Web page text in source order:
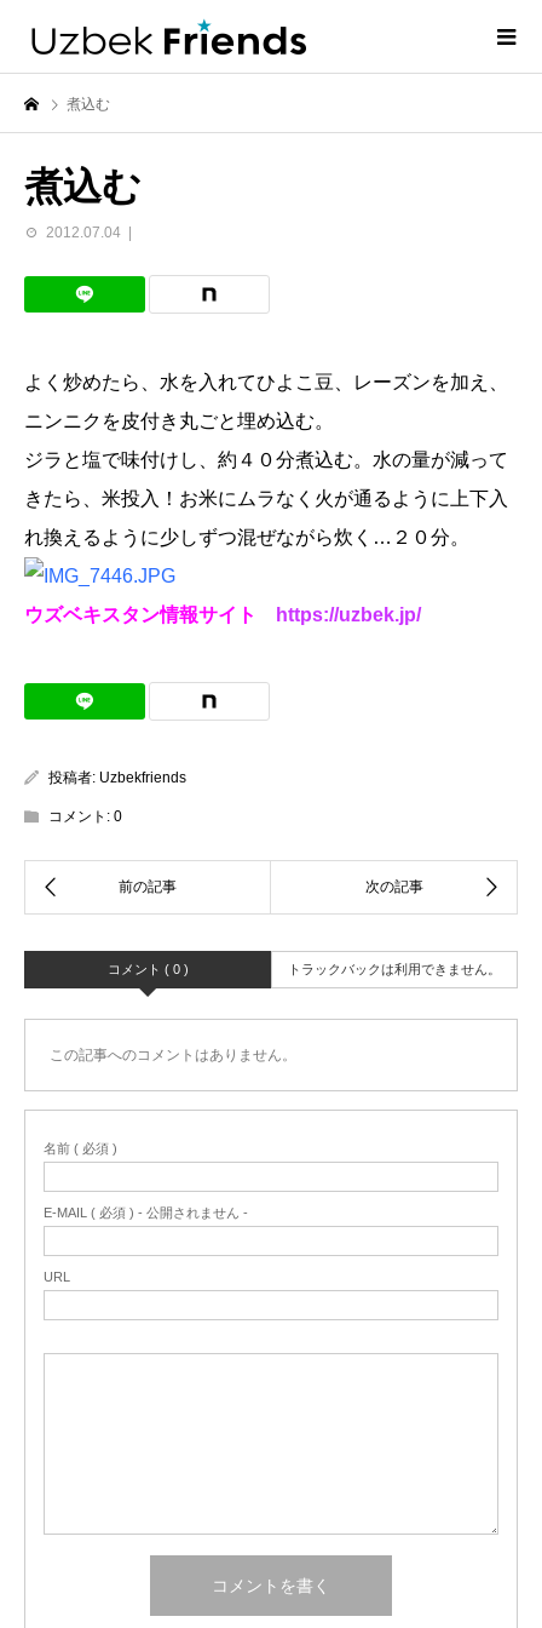
煮込む
煮込む
2012.07.04
よく炒めたら、水を入れてひよこ豆、レーズンを加え、
ニンニクを皮付き丸ごと埋め込む。
ジラと塩で味付けし、約４０分煮込む。水の量が減って
きたら、米投入！お米にムラなく火が通るように上下入
れ換えるように少しずつ混ぜながら炊く…２０分。
ウズベキスタン情報サイト https://uzbek.jp/
投稿者: Uzbekfriends
コメント: 0
コメント ( 0 ) トラックバックは利用できません。
この記事へのコメントはありません。
名前 ( 必須 )
E-MAIL ( 必須 ) - 公開されません -
URL